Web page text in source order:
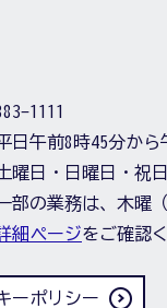
1111
日午前8時45分から
曜日・日曜日・祝
部の業務は、木曜
細ページをご確認
ーポリシー